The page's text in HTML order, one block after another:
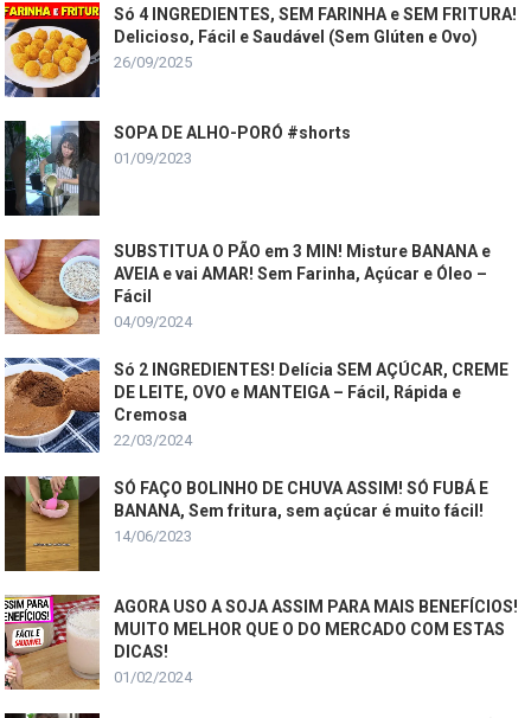
Só 4 INGREDIENTES, SEM FARINHA e SEM FRITURA!
Delicioso, Fácil e Saudável (Sem Glúten e Ovo)
26/09/2025
SOPA DE ALHO-PORÓ #shorts
01/09/2023
SUBSTITUA O PÃO em 3 MIN! Misture BANANA e
AVEIA e vai AMAR! Sem Farinha, Açúcar e Óleo –
Fácil
04/09/2024
Só 2 INGREDIENTES! Delícia SEM AÇÚCAR, CREME
DE LEITE, OVO e MANTEIGA – Fácil, Rápida e
Cremosa
22/03/2024
SÓ FAÇO BOLINHO DE CHUVA ASSIM! SÓ FUBÁ E
BANANA, Sem fritura, sem açúcar é muito fácil!
14/06/2023
AGORA USO A SOJA ASSIM PARA MAIS BENEFÍCIOS!
MUITO MELHOR QUE O DO MERCADO COM ESTAS
DICAS!
01/02/2024